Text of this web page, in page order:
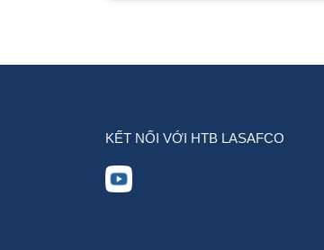
KẾT NỐI VỚI HTB LASAFCO